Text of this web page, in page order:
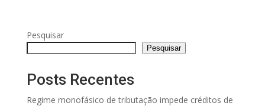
Pesquisar
Pesquisar
Posts Recentes
Regime monofásico de tributação impede créditos de